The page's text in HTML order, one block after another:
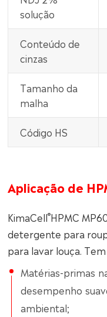
solução
Conteúdo de
cinzas
Tamanho da
malha
Código HS
Aplicação de
KimaCell®HPMC
detergente para
para lavar louça.
Matérias-primas
desempenho
ambiental;